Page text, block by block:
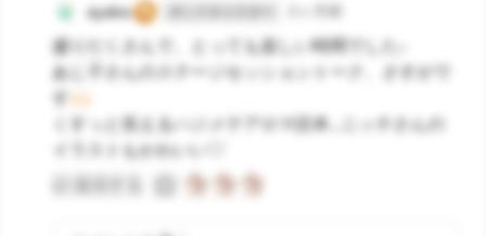
ayaka
盛りだくさんで、とっても楽しい時間でした♩
あじ子さんのステージセッショントーク、さすがで
す🙌🏻
くすっと笑えるハジメテアロマ読本…ニッチさんの
イラストもかわいい♡